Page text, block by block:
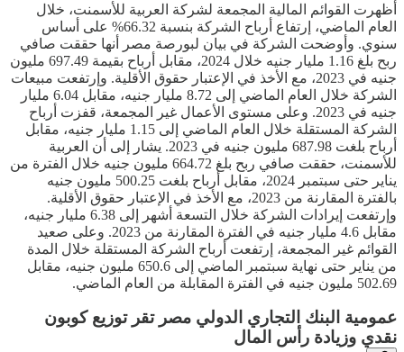
أظهرت القوائم المالية المجمعة لشركة العربية للأسمنت، خلال
العام الماضي، إرتفاع أرباح الشركة بنسبة 66.32% على أساس
سنوي. وأوضحت الشركة في بيان لبورصة مصر أنها حققت صافي
ربح بلغ 1.16 مليار جنيه خلال 2024، مقابل أرباح بقيمة 697.49 مليون
جنيه في 2023، مع الأخذ في الإعتبار حقوق الأقلية. وإرتفعت مبيعات
الشركة خلال العام الماضي إلى 8.72 مليار جنيه، مقابل 6.04 مليار
جنيه في 2023. وعلى مستوى الأعمال غير المجمعة، قفزت أرباح
الشركة المستقلة خلال العام الماضي إلى 1.15 مليار جنيه، مقابل
أرباح بلغت 687.98 مليون جنيه في 2023. يشار إلى أن العربية
للأسمنت، حققت صافي ربح بلغ 664.72 مليون جنيه خلال الفترة من
يناير حتى سبتمبر 2024، مقابل أرباح بلغت 500.25 مليون جنيه
بالفترة المقارنة من 2023، مع الأخذ في الإعتبار حقوق الأقلية.
وإرتفعت إيرادات الشركة خلال التسعة أشهر إلى 6.38 مليار جنيه،
مقابل 4.6 مليار جنيه في الفترة المقارنة من 2023. وعلى صعيد
القوائم غير المجمعة، إرتفعت أرباح الشركة المستقلة خلال المدة
من يناير حتى نهاية سبتمبر الماضي إلى 650.6 مليون جنيه، مقابل
502.69 مليون جنيه في الفترة المقابلة من العام الماضي.
عمومية البنك التجاري الدولي مصر تقر توزيع كوبون
نقدي وزيادة رأس المال